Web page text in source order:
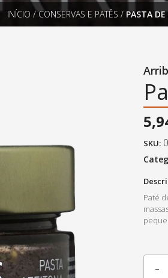
INÍCIO / CONSERVAS E PATÊS / PASTA
SKU:
Paté
-